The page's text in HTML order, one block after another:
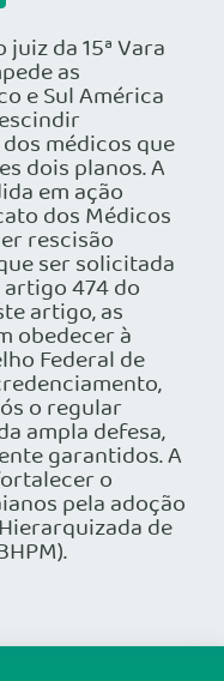
da 15ª Vara
as
e Sul América
médicos que
dois planos. A
em ação
dos Médicos
rescisão
ser solicitada
474 do
artigo, as
obedecer à
Federal de
o regular
ampla defesa,
garantidos. A
o
pela adoção
de